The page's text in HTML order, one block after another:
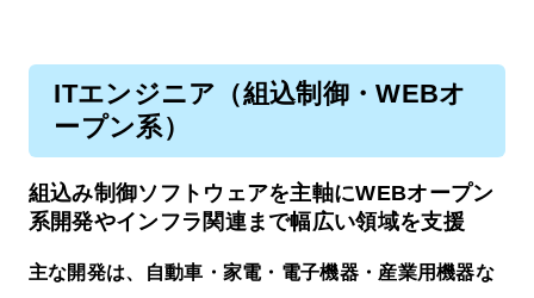
ITエンジニア（組込制御・WEBオ
ープン系）
組込み制御ソフトウェアを主軸にWEBオープン
系開発やインフラ関連まで幅広い領域を支援
主な開発は、自動車・家電・電子機器・産業用機器な